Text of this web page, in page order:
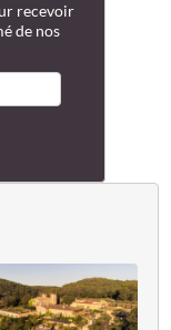
recevoir
de nos